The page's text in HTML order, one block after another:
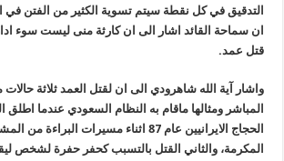
التدقيق في كل نقطة سيتم تسوية الكثير من الفتن في
ان سماحة القائد اشار الى ان كارثة منى ليست سوء
قتل عمد.
واشار آية الله شاهرودي الى ان لقتل العمد ثلاثة حالات
المباشر ومثالها ماقام به النظام السعودي عندما اطلق
الحجاج الايرانيين عام 87 اثناء مسيرات
المكرمة، والثاني القتل بالتسبب كحفر حفرة لشخص